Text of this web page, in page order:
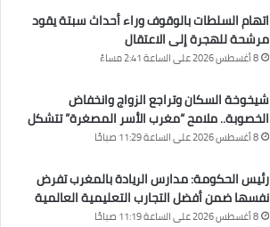
اتهام السلطات بالوقوف وراء أحداث سبتة يقود
مرشحة للهجرة إلى الاعتقال
8 أغسطس 2026 على الساعة 2:41 مساءً
شيخوخة السكان وتراجع الزواج وانخفاض
الخصوبة.. ملامح “مغرب الأسر المصغرة” تتشكل
8 أغسطس 2026 على الساعة 11:29 صباحًا
رئيس الحكومة: مدارس الريادة بالمغرب تفرض
نفسها ضمن أفضل التجارب التعليمية العالمية
8 أغسطس 2026 على الساعة 11:19 صباحًا